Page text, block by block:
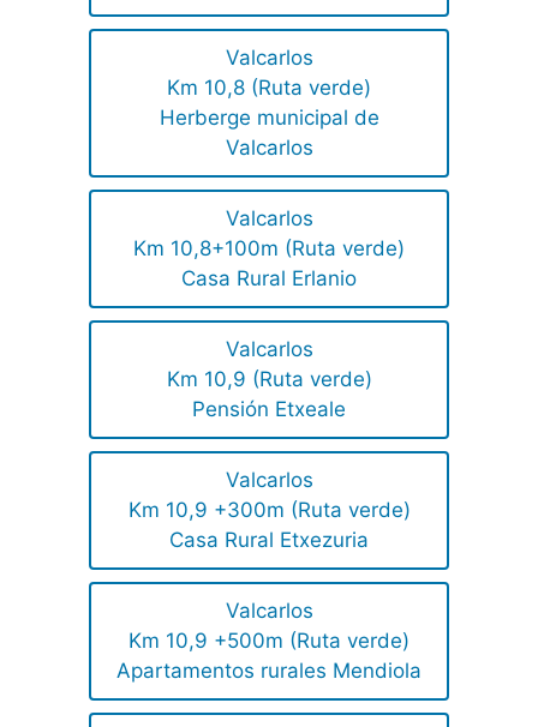
Valcarlos
Km 10,8 (Ruta verde)
Herberge municipal de
Valcarlos
Valcarlos
Km 10,8+100m (Ruta verde)
Casa Rural Erlanio
Valcarlos
Km 10,9 (Ruta verde)
Pensión Etxeale
Valcarlos
Km 10,9 +300m (Ruta verde)
Casa Rural Etxezuria
Valcarlos
Km 10,9 +500m (Ruta verde)
Apartamentos rurales Mendiola